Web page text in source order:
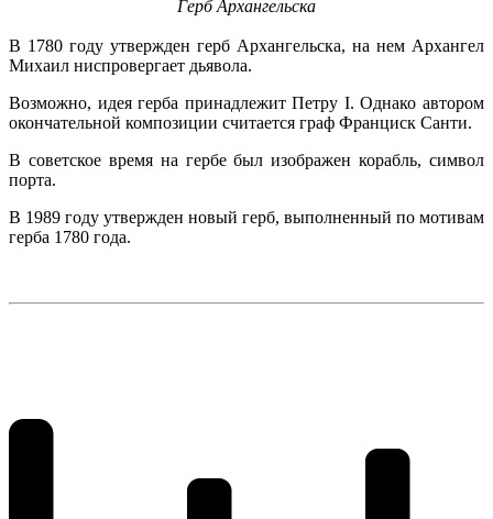
Герб Архангельска
В 1780 году утвержден герб Архангельска, на нем Архангел
Михаил ниспровергает дьявола.
Возможно, идея герба принадлежит Петру I. Однако автором
окончательной композиции считается граф Франциск Санти.
В советское время на гербе был изображен корабль, символ
порта.
В 1989 году утвержден новый герб, выполненный по мотивам
герба 1780 года.